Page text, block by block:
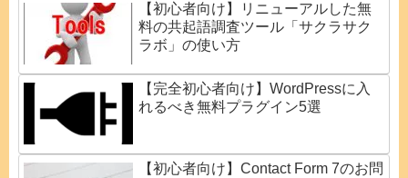
【初心者向け】リニューアルした無
料の共起語調査ツール「サクラサク
ラボ」の使い方
【完全初心者向け】WordPressに入
れるべき無料プラグイン5選
【初心者向け】Contact Form 7のお問